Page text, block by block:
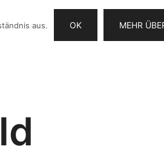
ANGEBOTE KONTAKT
aus. OK MEHR